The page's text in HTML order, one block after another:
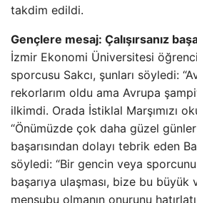
takdim edildi.
Gençlere mesaj: Çalışırsanız
İzmir Ekonomi Üniversitesi
sporcusu Sakcı, şunları söyledi:
rekorlarım oldu ama Avrupa
ilkimdi. Orada İstiklal Marşımızı
“Önümüzde çok daha güzel günler
başarısından dolayı tebrik eden
söyledi: “Bir gencin veya
başarıya ulaşması, bize bu
mensubu olmanın onurunu